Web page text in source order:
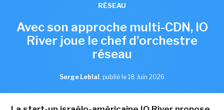
RÉSEAU
Avec son approche multi-CDN, IO
River joue le chef d'orchestre
réseau
Serge Leblal, publié le 18 Juin 2026